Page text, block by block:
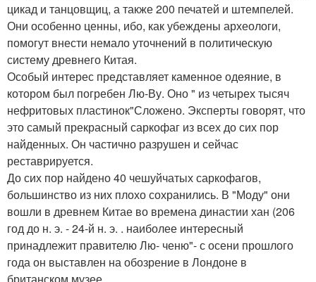
цикад и танцовщиц, а также 200 печатей и штемпелей.
Они особенно ценны, ибо, как убеждены археологи,
помогут внести немало уточнений в политическую
систему древнего Китая.
Особый интерес представляет каменное одеяние, в
котором был погребен Лю-Ву. Оно " из четырех тысяч
нефритовых пластинок"Сложено. Эксперты говорят, что
это самый прекрасный саркофаг из всех до сих пор
найденных. Он частично разрушен и сейчас
реставрируется.
До сих пор найдено 40 чешуйчатых саркофагов,
большинство из них плохо сохранились. В "Моду" они
вошли в древнем Китае во времена династии хан (206
год до н. э. - 24-й н. э. . наиболее интересный
принадлежит правителю Лю- ченю"- с осени прошлого
года он выставлен на обозрение в Лондоне в